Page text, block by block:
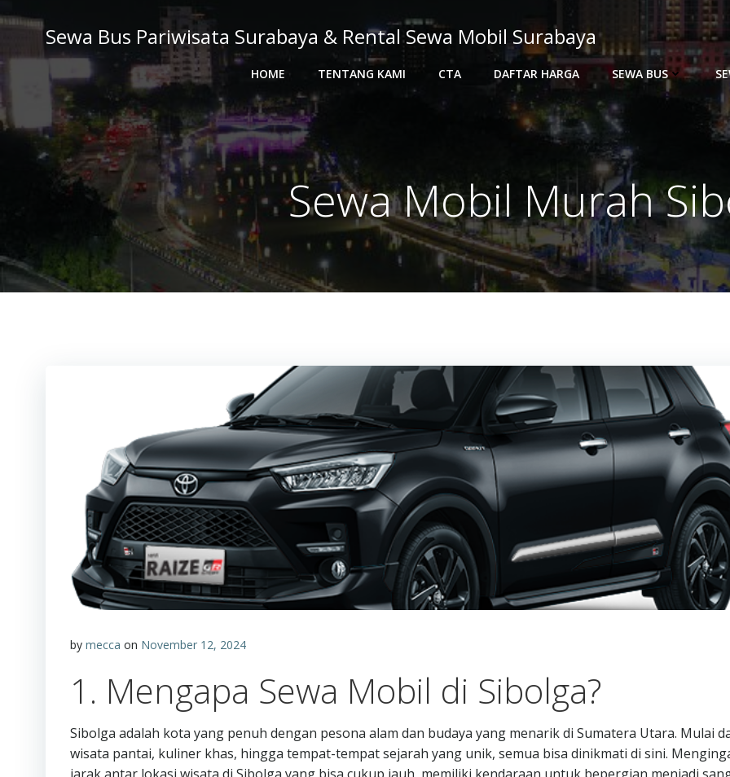
to
Sewa Bus Pariwisata Surabaya & Rental Sewa Mobil Surabaya
HOME TENTANG KAMI CTA DAFTAR HARGA SEWA BUS
Sewa Mobil Murah
by mecca on November 12, 2024
1. Mengapa Sewa Mobil di Sibolga?
Sibolga adalah kota yang penuh dengan pesona alam dan budaya yang menarik di Sumatera Utara. Mulai
wisata pantai, kuliner khas, hingga tempat-tempat sejarah yang unik, semua bisa dinikmati di sini.